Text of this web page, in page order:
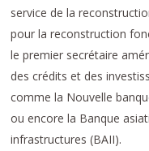
service de la
pour la reconstruction
le premier secrétaire
des crédits et des
comme la Nouvelle
ou encore la Banque
infrastructures (BAII).